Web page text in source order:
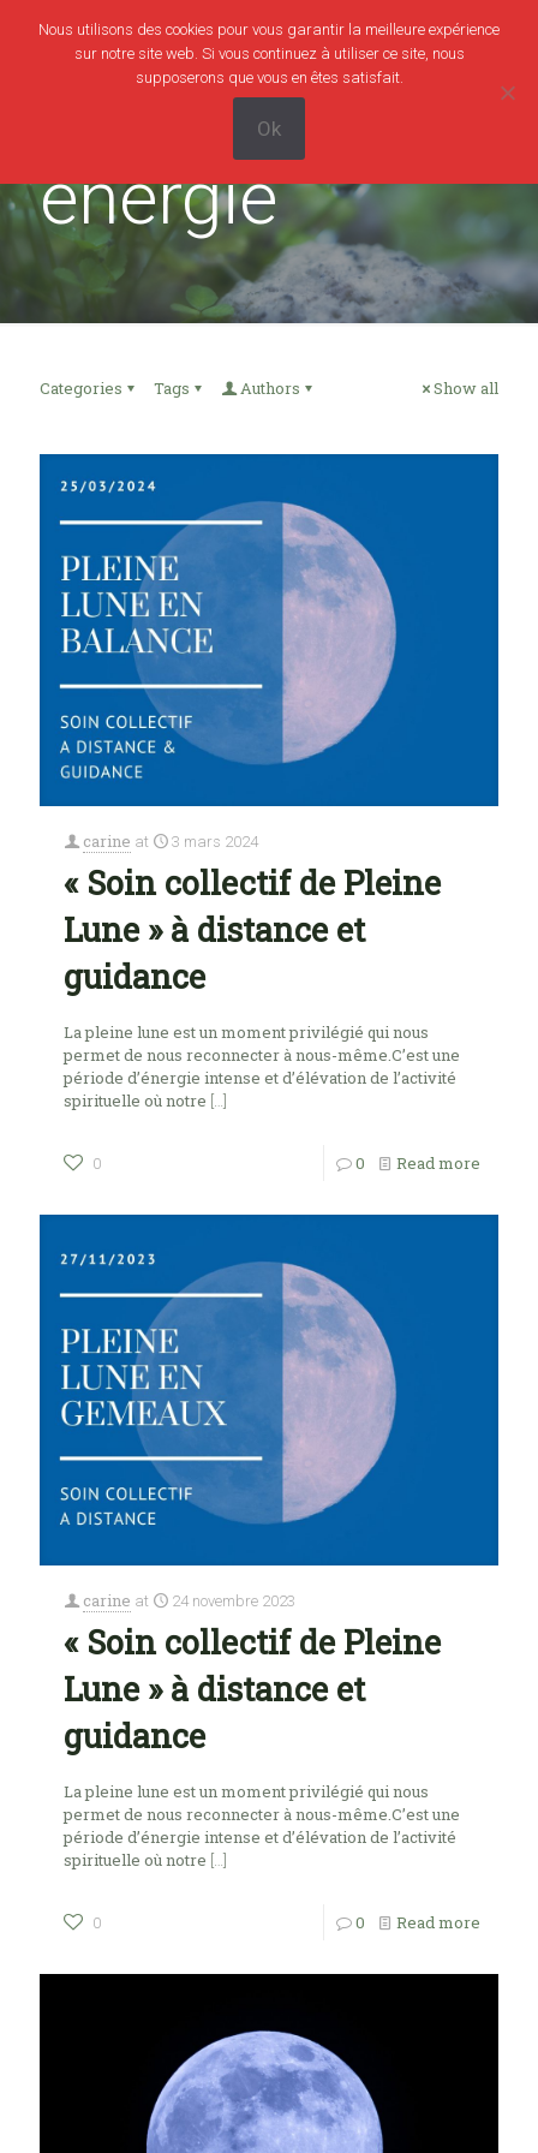
0
0,00€
énergie
Categories Tags Authors Show all
carine at 3 mars 2024
« Soin collectif de Pleine
Lune » à distance et
guidance
La pleine lune est un moment privilégié qui nous
permet de nous reconnecter à nous-même.C’est une
période d’énergie intense et d’élévation de l’activité
spirituelle où notre […]
0 0 Read more
carine at 24 novembre 2023
« Soin collectif de Pleine
Lune » à distance et
guidance
La pleine lune est un moment privilégié qui nous
permet de nous reconnecter à nous-même.C’est une
période d’énergie intense et d’élévation de l’activité
spirituelle où notre […]
0 0 Read more
Nous utilisons des cookies pour vous garantir la meilleure expérience
sur notre site web. Si vous continuez à utiliser ce site, nous
supposerons que vous en êtes satisfait.
Ok